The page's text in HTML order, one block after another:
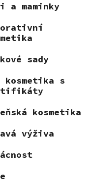
a maminky
sady
kosmetika s
kosmetika
výživa